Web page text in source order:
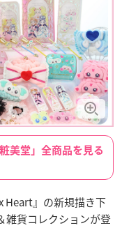
美堂」全商品を見る
Heart』の新規描き下
雑貨コレクションが登